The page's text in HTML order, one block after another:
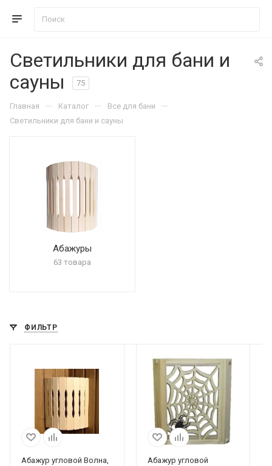
Светильники для бани и
сауны
75
Главная — Каталог — Все для бани —
Светильники для бани и сауны
Абажуры
63 товара
ФИЛЬТР
Абажур угловой Волна,
Абажур угловой